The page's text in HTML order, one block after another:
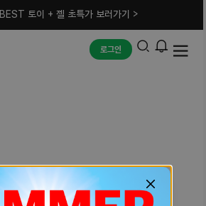
BEST 토이 + 젤 초특가 보러가기 >
로그인